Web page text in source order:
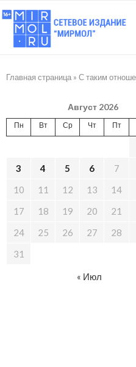
Главная страница » С таким
Август 2026
Пн Вт Ср Чт Пт
3
4 5 6 7
10
11 12 13 14
17
18 19 20 21
24
25 26 27 28
31
« Июл